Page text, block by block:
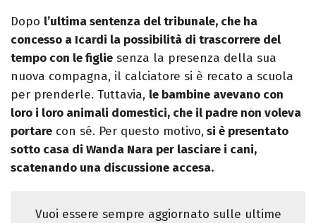
Dopo l’ultima sentenza del tribunale, che ha
concesso a Icardi la possibilità di trascorrere del
tempo con le figlie senza la presenza della sua
nuova compagna, il calciatore si è recato a scuola
per prenderle. Tuttavia, le bambine avevano con
loro i loro animali domestici, che il padre non voleva
portare con sé. Per questo motivo, si è presentato
sotto casa di Wanda Nara per lasciare i cani,
scatenando una discussione accesa.
Vuoi essere sempre aggiornato sulle ultime